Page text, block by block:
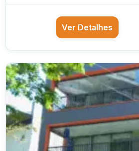
Ver Detalhes